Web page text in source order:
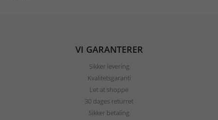
VI GARANTERER
Sikker levering
Kvalitetsgaranti
Let at shoppe
30 dages returret
Sikker betaling